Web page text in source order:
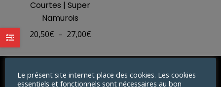
Courtes | Super
Namurois
20,50€ – 27,00€Plage
prix :
20,50€
Le présent site internet place des cookies. Les cookies
essentiels et fonctionnels sont nécessaires au bon